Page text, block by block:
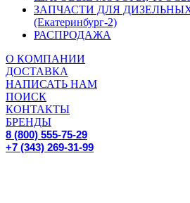
ЗАПЧАСТИ ДЛЯ
(Екатеринбург-2)
РАСПРОДАЖА
О КОМПАНИИ
ДОСТАВКА
НАПИСАТЬ НАМ
ПОИСК
КОНТАКТЫ
БРЕНДЫ
8 (800) 555-75-29
+7 (343) 269-31-99